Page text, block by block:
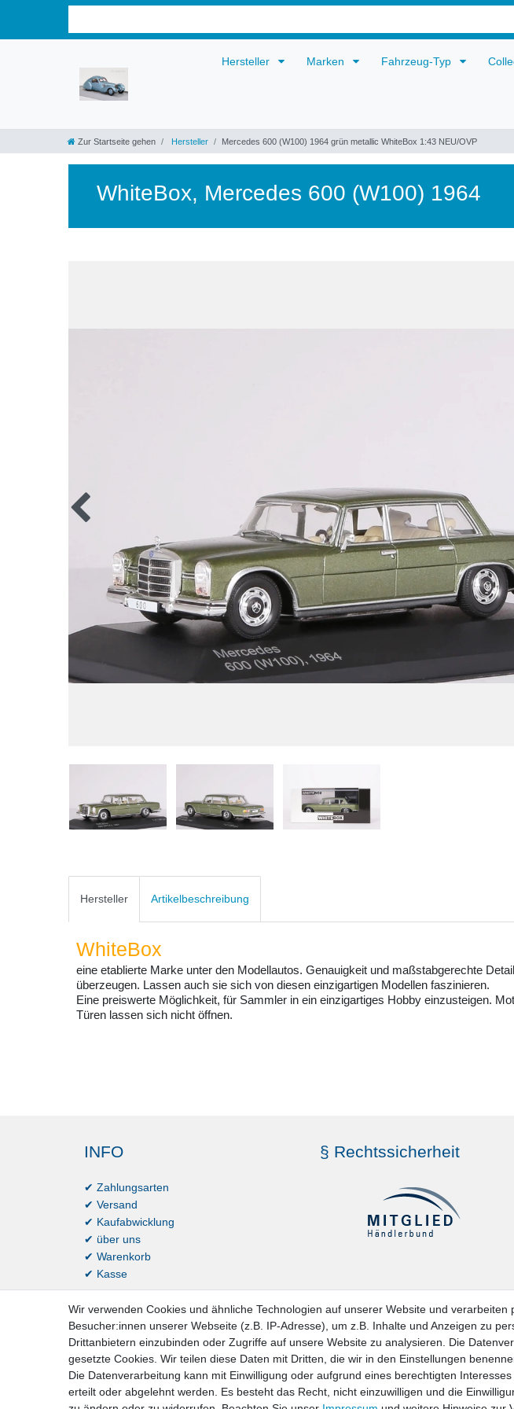
Hersteller Marken Fahrzeug-Typ
Zur Startseite gehen Hersteller Mercedes 600 (W100) 1964 grün metallic WhiteBox 1:43 NEU/OVP
WhiteBox, Mercedes 600 (W100) 1964
Hersteller Artikelbeschreibung
WhiteBox
eine etablierte Marke unter den Modellautos. Genauigkeit und maßstabgerechte
überzeugen. Lassen auch sie sich von diesen einzigartigen Modellen faszinieren.
Eine preiswerte Möglichkeit, für Sammler in ein einzigartiges Hobby einzusteigen.
Türen lassen sich nicht öffnen.
INFO
✔ Zahlungsarten
✔ Versand
✔ Kaufabwicklung
✔ über uns
✔ Warenkorb
✔ Kasse
§ Rechtssicherheit
Wir verwenden Cookies und ähnliche Technologien auf unserer Website und verarbeiten
Besucher:innen unserer Webseite (z.B. IP-Adresse), um z.B. Inhalte und Anzeigen zu
Drittanbietern einzubinden oder Zugriffe auf unsere Website zu analysieren. Die
gesetzte Cookies. Wir teilen diese Daten mit Dritten, die wir in den Einstellungen
Die Datenverarbeitung kann mit Einwilligung oder aufgrund eines berechtigten
erteilt oder abgelehnt werden. Es besteht das Recht, nicht einzuwilligen und die